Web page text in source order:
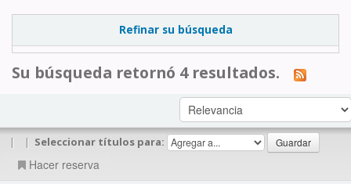
Refinar su búsqueda
Su búsqueda retornó 4 resultados.
| | Seleccionar títulos para:
Hacer reserva